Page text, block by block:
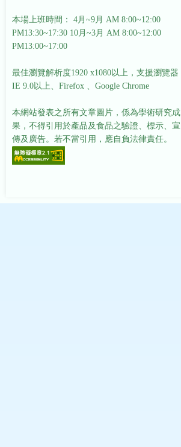
本場上班時間： 4月~9月 AM 8:00~12:00
PM13:30~17:30 10月~3月 AM 8:00~12:00
PM13:00~17:00
最佳瀏覽解析度1920 x1080以上，支援瀏覽器
IE 9.0以上、Firefox 、Google Chrome
本網站發表之所有文章圖片，係為學術研究成
果，不得引用於產品及食品之驗證、標示、宣
傳及廣告。若不當引用，應自負法律責任。